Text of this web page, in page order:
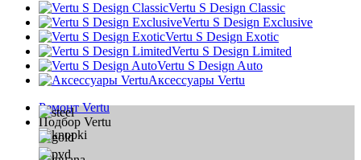
Vertu S Design Classic
Vertu S Design Exclusive
Vertu S Design Exotic
Vertu S Design Limited
Vertu S Design Auto
Аксессуары Vertu
Ремонт Vertu
Подбор Vertu